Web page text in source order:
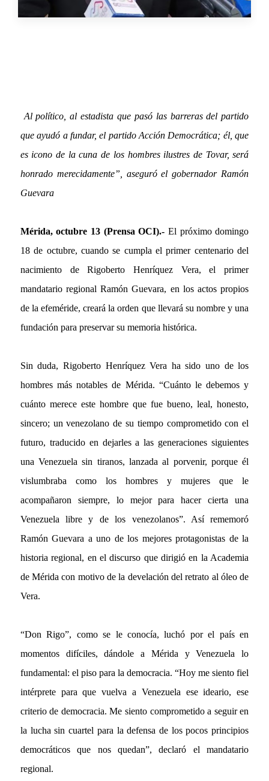
Al político, al estadista que pasó las barreras del partido
que ayudó a fundar, el partido Acción Democrática; él, que
es icono de la cuna de los hombres ilustres de Tovar, será
honrado merecidamente”, aseguró el gobernador Ramón
Guevara
Mérida, octubre 13 (Prensa OCI).- El próximo domingo
18 de octubre, cuando se cumpla el primer centenario del
nacimiento de Rigoberto Henríquez Vera, el primer
mandatario regional Ramón Guevara, en los actos propios
de la efeméride, creará la orden que llevará su nombre y una
fundación para preservar su memoria histórica.
Sin duda, Rigoberto Henríquez Vera ha sido uno de los
hombres más notables de Mérida. “Cuánto le debemos y
cuánto merece este hombre que fue bueno, leal, honesto,
sincero; un venezolano de su tiempo comprometido con el
futuro, traducido en dejarles a las generaciones siguientes
una Venezuela sin tiranos, lanzada al porvenir, porque él
vislumbraba como los hombres y mujeres que le
acompañaron siempre, lo mejor para hacer cierta una
Venezuela libre y de los venezolanos”. Así rememoró
Ramón Guevara a uno de los mejores protagonistas de la
historia regional, en el discurso que dirigió en la Academia
de Mérida con motivo de la develación del retrato al óleo de
Vera.
“Don Rigo”, como se le conocía, luchó por el país en
momentos difíciles, dándole a Mérida y Venezuela lo
fundamental: el piso para la democracia. “Hoy me siento fiel
intérprete para que vuelva a Venezuela ese ideario, ese
criterio de democracia. Me siento comprometido a seguir en
la lucha sin cuartel para la defensa de los pocos principios
democráticos que nos quedan”, declaró el mandatario
regional.